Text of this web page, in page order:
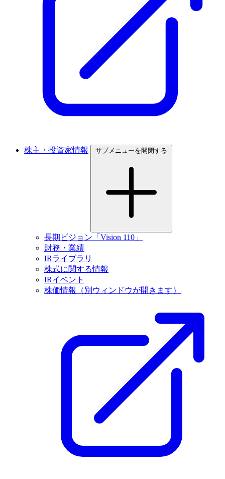
株主・投資家情報 サブメニューを開閉する
長期ビジョン「Vision 110」
財務・業績
IRライブラリ
株式に関する情報
IRイベント
株価情報
（別ウィンドウが開きます）